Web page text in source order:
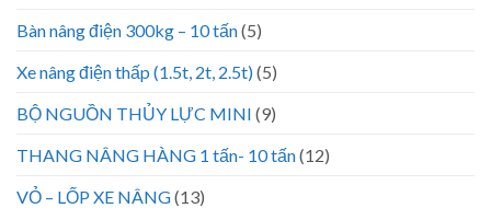
Bàn nâng điện 300kg – 10 tấn(5)
Xe nâng điện thấp (1.5t, 2t, 2.5t)(5)
BỘ NGUỒN THỦY LỰC MINI (9)
THANG NÂNG HÀNG 1 tấn- 10 tấn(12)
VỎ – LỐP XE NÂNG(13)